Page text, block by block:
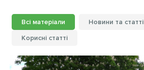
Всі матеріали Новини та статті
Корисні статті